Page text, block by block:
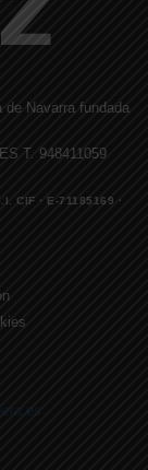
Navarra fundada
T. 948411059
CIF · E-71185169 ·